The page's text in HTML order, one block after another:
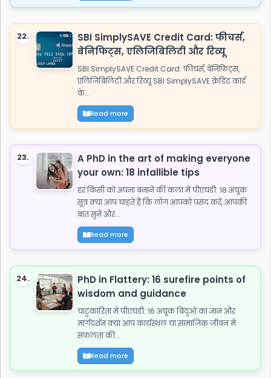
22.
SBI SimplySAVE Credit Card: फीचर्स,
बेनिफिट्स, एलिजिबिलिटी और रिव्यू
SBI SimplySAVE Credit Card: फीचर्स, बेनिफिट्स,
एलिजिबिलिटी और रिव्यू SBI SimplySAVE क्रेडिट कार्ड
के...
Read more
23.
A PhD in the art of making everyone
your own: 18 infallible tips
हर किसी को अपना बनाने की कला में पीएचडी: 18 अचूक
सूत्र क्या आप चाहते हैं कि लोग आपको पसंद करें, आपकी
बात सुनें और...
Read more
24.
PhD in Flattery: 16 surefire points of
wisdom and guidance
चाटुकारिता में पीएचडी: 16 अचूक बिंदुओं का ज्ञान और
मार्गदर्शन क्या आप कार्यस्थल या सामाजिक जीवन में
सफलता की...
Read more